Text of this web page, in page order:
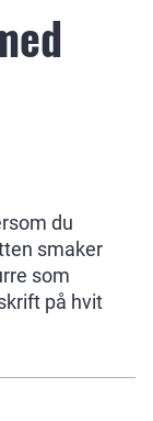
du
smaker
som
på hvit